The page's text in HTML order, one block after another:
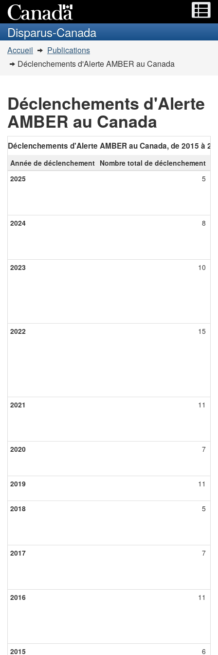
au
à
simplifiée
Menu
Disparus-Canada
Vous
êtes
Accueil
Publications
Déclenchements d'Alerte AMBER au Canada
Déclenchements d'Alerte
AMBER au Canada
Déclenchements d'Alerte AMBER au Canada, de 2015 à
Année de déclenchement Nombre total de déclenchement
2025
5
2024 8
2023 10
2022 15
2021 11
2020 7
2019 11
2018 5
2017 7
2016 11
2015 6